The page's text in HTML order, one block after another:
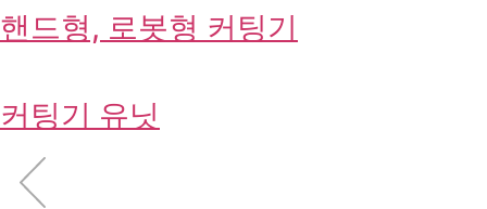
핸드형, 로봇형 커팅기
커팅기 유닛